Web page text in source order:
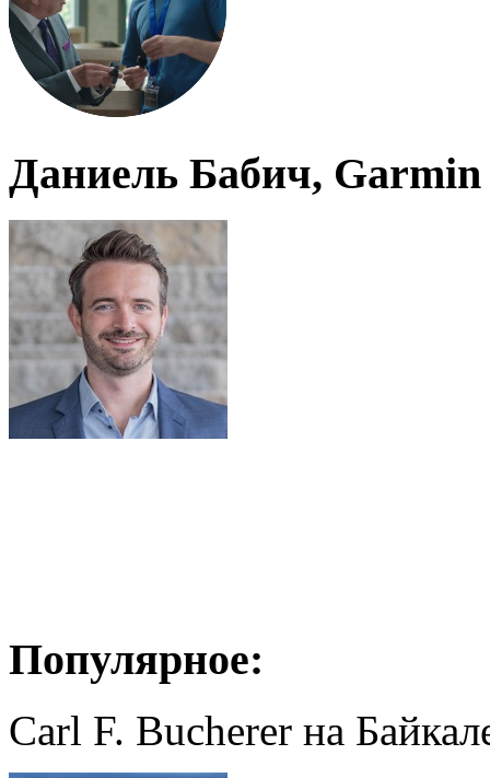
Даниель Бабич, Garmin
Популярное:
Carl F. Bucherer на